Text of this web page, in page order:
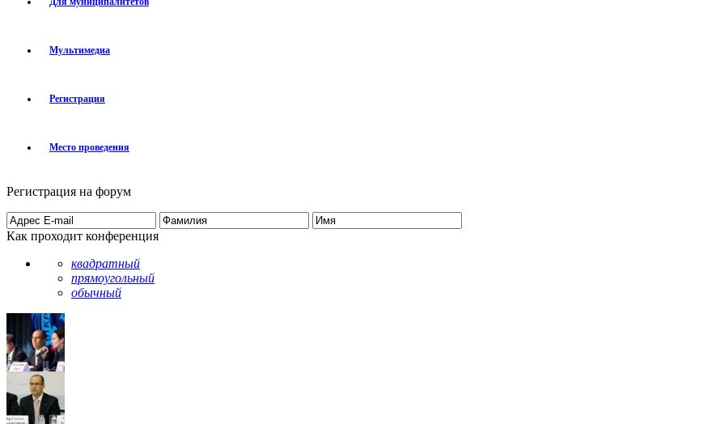
Мультимедиа
Регистрация
Место проведения
Регистрация на форум
Как проходит конференция
квадратный
прямоугольный
обычный